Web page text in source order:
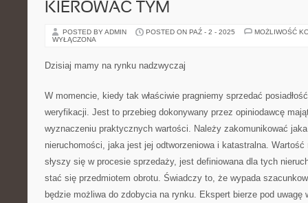
KIEROWAĆ TYM
POSTED BY ADMIN POSTED ON PAŹ - 2 - 2025
MOŻLIWOŚĆ
WYŁĄCZONA
Dzisiaj mamy na rynku nadzwyczaj
W momencie, kiedy tak właściwie pragniemy sprzedać
weryfikacji. Jest to przebieg dokonywany przez opiniodawcę
wyznaczeniu praktycznych wartości. Należy zakomunikować
nieruchomości, jaka jest jej odtworzeniowa i katastralna. Wartość
słyszy się w procesie sprzedaży, jest definiowana dla tych
stać się przedmiotem obrotu. Świadczy to, że wypada
będzie możliwa do zdobycia na rynku. Ekspert bierze pod uwagę